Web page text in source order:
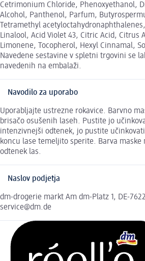
Cetrimonium Chloride, Phenoxyethanol,
Alcohol, Panthenol, Parfum,
Tetramethyl
Linalool, Acid Violet 43, Citric Acid, Citrus
Limonene, Tocopherol, Hexyl Cinnamal,
Navedene sestavine v spletni trgovini se
navedenih na embalaži.
Navodilo za uporabo
Uporabljajte ustrezne rokavice. Barvno
brisačo osušenih laseh. Pustite jo
intenzivnejši odtenek, jo pustite
koncu lase temeljito sperite. Barva maske
odtenek las.
Naslov podjetja
dm-drogerie markt Am dm-Platz 1, DE-
service@dm.de